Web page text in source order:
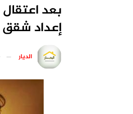
إعداد شقق
الديار